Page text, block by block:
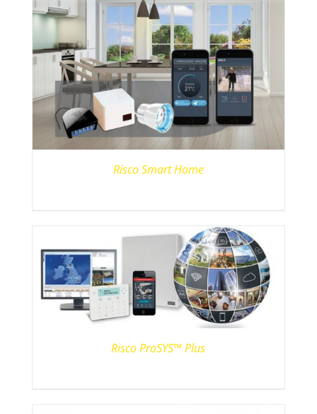
Risco Smart Home
Risco ProSYS™ Plus